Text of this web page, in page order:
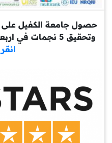
وتحقيق 5 نجمات في اربعة مجالات مختلفة للتقييم (